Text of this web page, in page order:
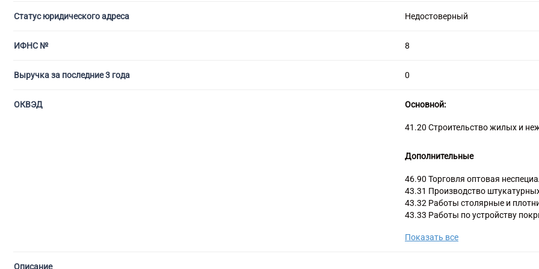
С лицензией на алмазную торговлю
Статус юридического адреса Недостоверный
ИФНС № 8
Выручка за последние 3 года 0
ОКВЭД Основной:
41.20 Строительство жилых и
Дополнительные
46.90 Торговля оптовая
43.31 Производство
43.32 Работы столярные и
43.33 Работы по устройству
43.39 Производство прочих
Показать все
Описание